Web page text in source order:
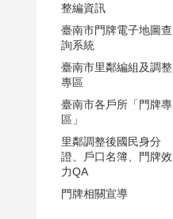
整編資訊
臺南市門牌電子地圖查
詢系統
臺南市里鄰編組及調整
專區
臺南市各戶所「門牌專
區」
里鄰調整後國民身分
證、戶口名簿、門牌效
力QA
門牌相關宣導